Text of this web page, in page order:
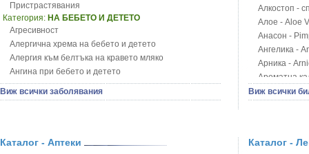
Пристрастявания
Категория: НА БЕБЕТО И ДЕТЕТО
Агресивност
Алергична хрема на бебето и детето
Алергия към белтъка на кравето мляко
Ангина при бебето и детето
Анемия при бебето и детето
Апетит - пълни деца
Бронхиална астма при бебето и детето
Виж всички заболявания
Алкостоп -
Алое - Aloe
Анасон -
Ангелика -
Арника -
Ароматна
Арония -
Блатен
Виж всички
Каталог - Аптеки Каталог -